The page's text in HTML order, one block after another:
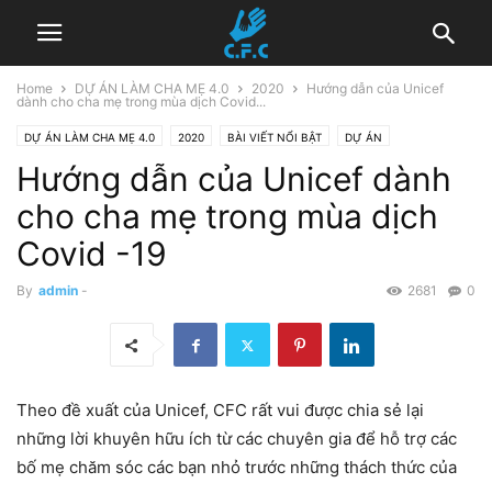
Home DỰ ÁN LÀM CHA MẸ 4.0 2020
Hướng dẫn của Unicef
dành cho cha mẹ trong mùa dịch Covid...
DỰ ÁN LÀM CHA MẸ 4.0 2020 BÀI VIẾT NỔI BẬT DỰ ÁN
HOẠT ĐỘNG TÀI NGUYÊN TÂM LÝ GIÁO DỤC
Hướng dẫn của Unicef dành
cho cha mẹ trong mùa dịch
Covid -19
By admin - 0
2681
Theo đề xuất của Unicef, CFC rất vui được chia sẻ lại
những lời khuyên hữu ích từ các chuyên gia để hỗ trợ các
bố mẹ chăm sóc các bạn nhỏ trước những thách thức của